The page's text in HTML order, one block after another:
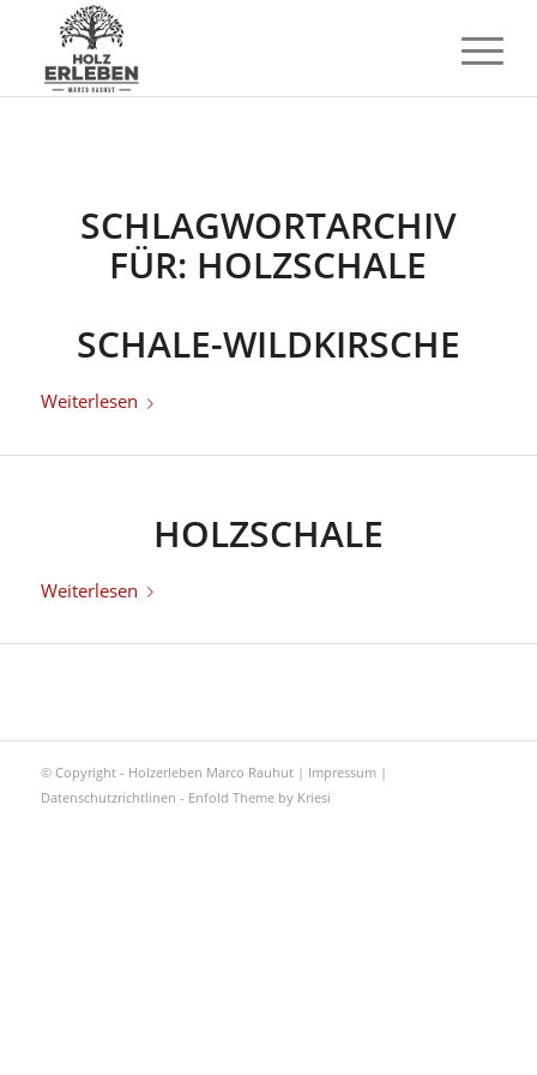
SCHLAGWORTARCHIV
FÜR: HOLZSCHALE
SCHALE-WILDKIRSCHE
Weiterlesen
HOLZSCHALE
Weiterlesen
© Copyright - Holzerleben Marco Rauhut | Impressum|
Datenschutzrichtlinen - Enfold Theme by Kriesi